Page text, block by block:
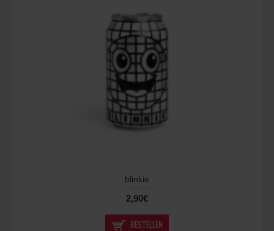
blinkie
2,90€
BESTELLEN